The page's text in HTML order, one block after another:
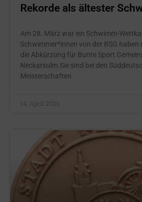
Rekorde als ältester
Am 28. März war ein Schwimm-
Schwimmer*innen von der BSG
die Abkürzung für Bunte Sport
Neckarsulm.Sie sind bei den
Meisterschaften
14. April 2026